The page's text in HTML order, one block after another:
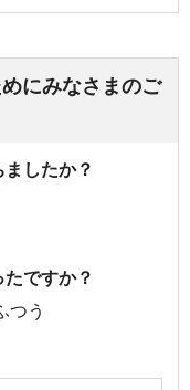
にみなさまのご
したか？
ですか？
つう